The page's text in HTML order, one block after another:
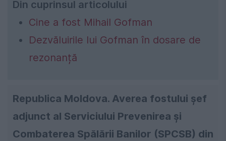
Din cuprinsul articolului
Cine a fost Mihail Gofman
Dezvăluirile lui Gofman în dosare de
rezonanță
Republica Moldova. Averea fostului șef
adjunct al Serviciului Prevenirea și
Combaterea Spălării Banilor (SPCSB) din